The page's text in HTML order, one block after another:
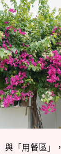
與「用餐區」